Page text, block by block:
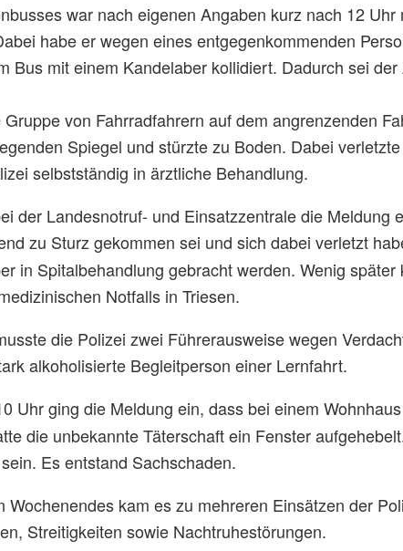
war nach eigenen Angaben kurz nach 12
habe er wegen eines entgegenkommenden
Bus mit einem Kandelaber kollidiert. Dadurch sei
von Fahrradfahrern auf dem angrenzenden
Spiegel und stürzte zu Boden. Dabei
selbstständig in ärztliche Behandlung.
der Landesnotruf- und Einsatzzentrale die
zu Sturz gekommen sei und sich dabei verletzt
in Spitalbehandlung gebracht werden. Wenig
Notfalls in Triesen.
die Polizei zwei Führerausweise wegen
alkoholisierte Begleitperson einer Lernfahrt.
Uhr ging die Meldung ein, dass bei einem
die unbekannte Täterschaft ein Fenster
Es entstand Sachschaden.
Wochenendes kam es zu mehreren Einsätzen der
Streitigkeiten sowie Nachtruhestörungen.